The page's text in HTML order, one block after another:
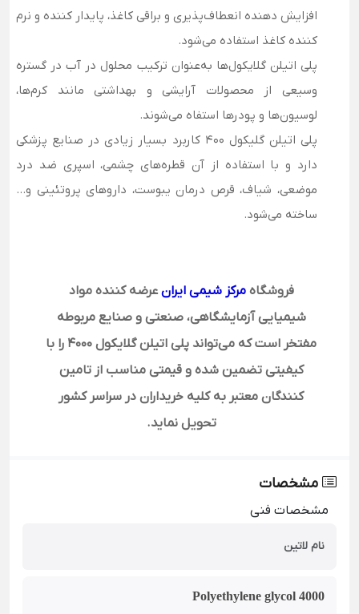
افزایش دهنده انعطاف‌پذیری و براقی کاغذ، پایدار کننده و نرم
کننده کاغذ استفاده می­‌شود.
پلی اتیلن گلایکول‌ها به‌عنوان ترکیب محلول در آب در گستره
وسیعی از محصولات آرایشی و بهداشتی مانند کرم‌ها،
لوسیون‌ها و پودرها استفاه می‌شوند.
پلی اتیلن گلیکول 400 کاربرد بسیار زیادی در صنایع پزشکی
دارد و با استفاده از آن قطره‌های چشمی، اسپری ضد درد
موضعی، شیاف، قرص درمان یبوست، داروهای پروتئینی و…
ساخته می‌شود.
فروشگاهمرکز شیمی ایران عرضه کننده مواد
شیمیایی آزمایشگاهی، صنعتی و صنایع مربوطه
مفتخر است که می‌تواند پلی اتیلن گلایکول 4000 را با
کیفیتی تضمین شده و قیمتی مناسب از تامین
کنندگان معتبر به کلیه خریداران در سراسر کشور
تحویل نماید.
مشخصات
مشخصات فنی
نام لاتین
Polyethylene glycol 4000